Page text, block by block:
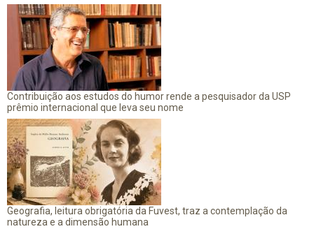
Contribuição aos estudos do humor rende a pesquisador da USP
prêmio internacional que leva seu nome
Geografia, leitura obrigatória da Fuvest, traz a contemplação da
natureza e a dimensão humana